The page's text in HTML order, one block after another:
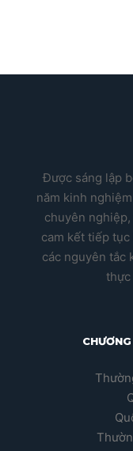
Được sáng lập
năm kinh
chuyên
cam kết tiếp
các nguyên tắc
thực